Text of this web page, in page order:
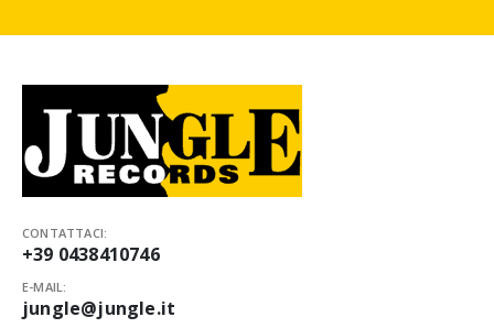
CONTATTACI:
+39 0438410746
E-MAIL:
jungle@jungle.it